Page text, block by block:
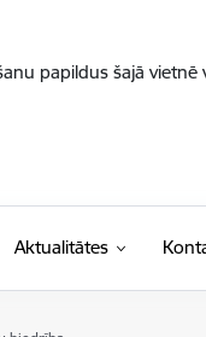
papildus šajā
Aktualitātes